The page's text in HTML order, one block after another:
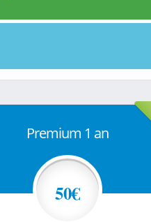
Premium 1 an
50€